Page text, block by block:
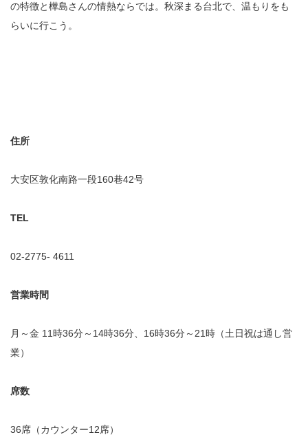
の特徴と樺島さんの情熱ならでは。秋深まる台北で、温もりをも
らいに行こう。
住所
大安区敦化南路一段160巷42号
TEL
02-2775- 4611
営業時間
月～金 11時36分～14時36分、16時36分～21時（土日祝は通し営
業）
席数
36席（カウンター12席）